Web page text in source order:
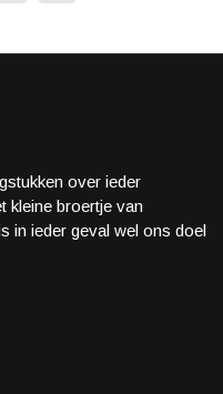
over ieder
kleine broertje van
in ieder geval wel ons doel